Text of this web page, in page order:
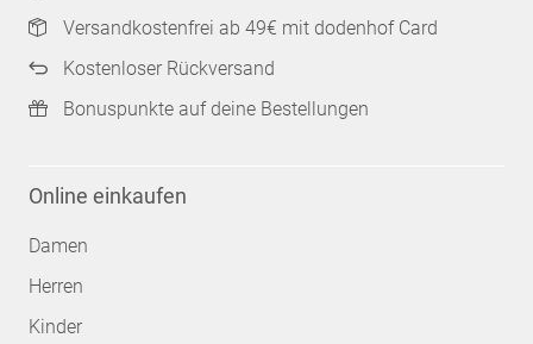
Versandkostenfrei ab 49€ mit dodenhof Card
Kostenloser Rückversand
Bonuspunkte auf deine Bestellungen
Online einkaufen
Damen
Herren
Kinder